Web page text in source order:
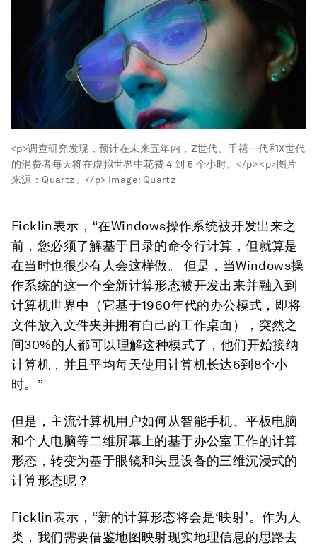
<p>调查研究发现，预计在未来五年内，Z世代、千禧一代和X世代
的消费者每天将在虚拟世界中花费 4 到 5 个小时。</p> <p>图片
来源：Quartz。</p> Image: Quartz
Ficklin表示，“在Windows操作系统被开发出来之
前，您必须了解基于目录的命令行计算，但就算是
在当时也很少有人会这样做。 但是，当Windows操
作系统的这一个全新计算形态被开发出来并融入到
计算机世界中（它基于1960年代的办公模式，即将
文件放入文件夹并拥有自己的工作桌面），突然之
间30%的人都可以理解这种模式了，他们开始接纳
计算机，并且平均每天使用计算机长达6到8个小
时。”
但是，主流计算机用户如何从智能手机、平板电脑
和个人电脑等二维屏幕上的基于办公室工作的计算
形态，转变为基于眼镜和头显设备的三维沉浸式的
计算形态呢？
Ficklin表示，“新的计算形态将会是‘映射’。作为人
类，我们需要借鉴地图映射现实地理信息的思路去